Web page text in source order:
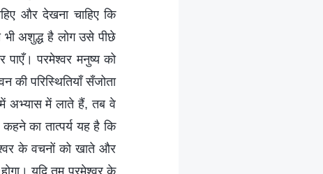
और देखना चाहिए कि
अशुद्ध है लोग उसे पीछे
पाएँ। परमेश्वर मनुष्य को
की परिस्थितियाँ सँजोता
अभ्यास में लाते हैं, तब वे
का तात्पर्य यह है कि
के वचनों को खाते और
यदि तुम परमेश्वर के